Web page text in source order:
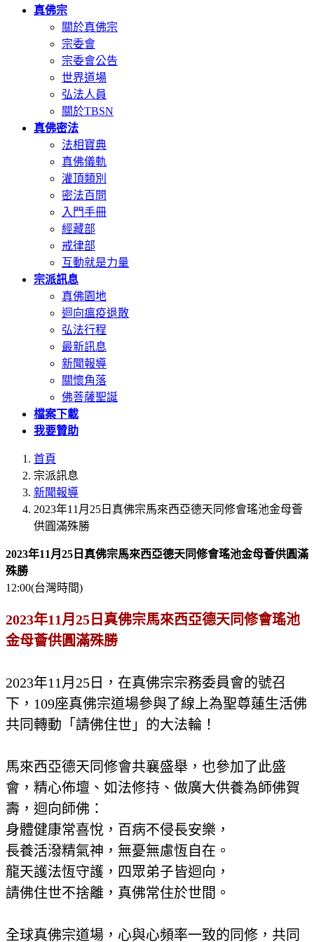
真佛宗
關於真佛宗
宗委會
宗委會公告
世界道場
弘法人員
關於TBSN
真佛密法
法相寶典
真佛儀軌
灌頂類別
密法百問
入門手冊
經藏部
戒律部
互動就是力量
宗派訊息
真佛園地
迴向瘟疫退散
弘法行程
最新訊息
新聞報導
關懷角落
佛菩薩聖誕
檔案下載
我要贊助
首頁
宗派訊息
新聞報導
2023年11月25日真佛宗馬來西亞德天同修會瑤池金母薈
供圓滿殊勝
2023年11月25日真佛宗馬來西亞德天同修會瑤池金母薈供圓滿
殊勝
12:00(台灣時間)
2023年11月25日真佛宗馬來西亞德天同修會瑤池
金母薈供圓滿殊勝
2023年11月25日，在真佛宗宗務委員會的號召
下，109座真佛宗道場參與了線上為聖尊蓮生活佛
共同轉動「請佛住世」的大法輪！
馬來西亞德天同修會共襄盛舉，也參加了此盛
會，精心佈壇、如法修持、做廣大供養為師佛賀
壽，迴向師佛：
身體健康常喜悅，百病不侵長安樂，
長養活潑精氣神，無憂無慮恆自在。
龍天護法恆守護，四眾弟子皆迴向，
請佛住世不捨離，真佛常住於世間。
全球真佛宗道場，心與心頻率一致的同修，共同